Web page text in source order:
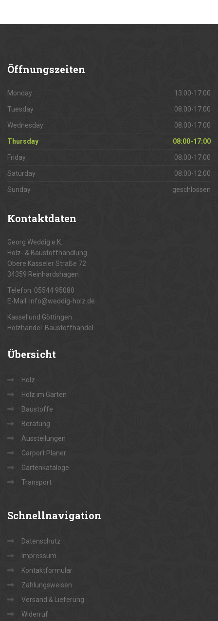
Öffnungszeiten
Monday 13:00-17:00
Tuesday 08:00-17:00
Wednesday 08:00-17:00
Thursday 08:00-17:00
Friday 08:00-17:00
Saturday 08:00-12:00
Sunday geschlossen
Kontaktdaten
Georg Weddig e.K.
Holz- & Baustoffhandlung
Obere Kasseler Straße 72
34359 Reinhardshagen
Telefon: 05544 95080
E-Mail: info@weddig-holz.de
Kassel und Göttingen
Holzhandel Baustoffhandel
Übersicht
Holz
Holz im Garten
Baustoffe
Beratung
Ausstellungen
Carport Planer
Gartenkataloge
Transport
Schnellnavigation
Datenschutz
Impressum
Kontaktformular
Zahlungsweisen
Versand & Lieferung
Widerruf